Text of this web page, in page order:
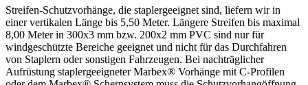
Streifen-Schutzvorhänge, die staplergeeignet sind, liefern wir in
einer vertikalen Länge bis 5,50 Meter. Längere Streifen bis maximal
8,00 Meter in 300x3 mm bzw. 200x2 mm PVC sind nur für
windgeschützte Bereiche geeignet und nicht für das Durchfahren
von Staplern oder sonstigen Fahrzeugen. Bei nachträglicher
Aufrüstung staplergeeigneter Marbex® Vorhänge mit C-Profilen